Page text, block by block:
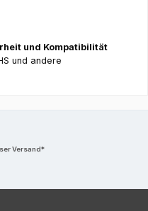
und Kompatibilität
und andere
Versand*